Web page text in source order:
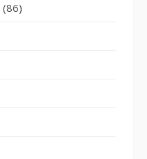
(86)